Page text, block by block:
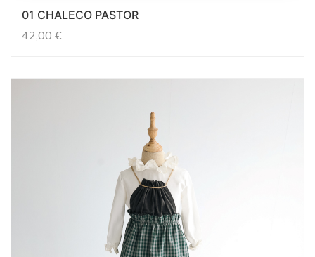
01 CHALECO PASTOR
42,00 €